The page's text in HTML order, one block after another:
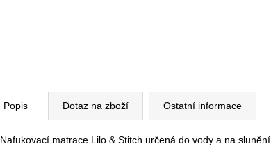
Popis Dotaz na zboží Ostatní informace
Nafukovací matrace Lilo & Stitch určená do vody a na slunění.